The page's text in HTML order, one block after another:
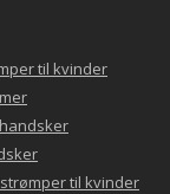
til kvinder
til kvinder